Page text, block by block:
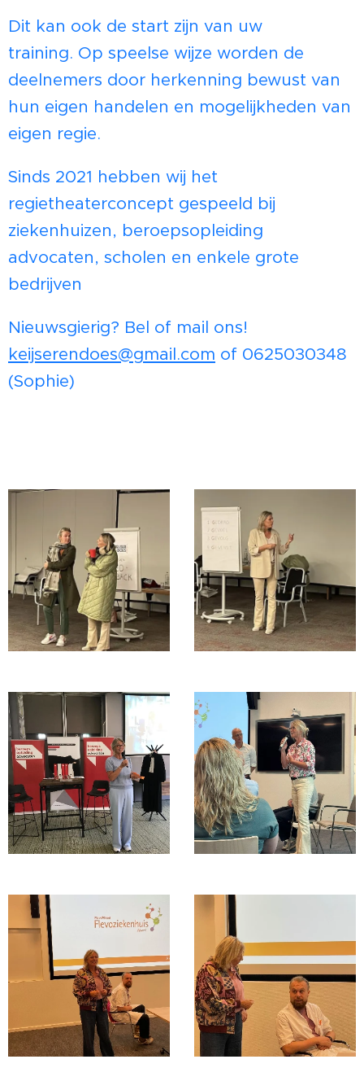
Dit kan ook de start zijn van uw
training. Op speelse wijze worden de
deelnemers door herkenning bewust van
hun eigen handelen en mogelijkheden van
eigen regie.
Sinds 2021 hebben wij het
regietheaterconcept gespeeld bij
ziekenhuizen, beroepsopleiding
advocaten, scholen en enkele grote
bedrijven
Nieuwsgierig? Bel of mail ons!
keijserendoes@gmail.com of 0625030348
(Sophie)